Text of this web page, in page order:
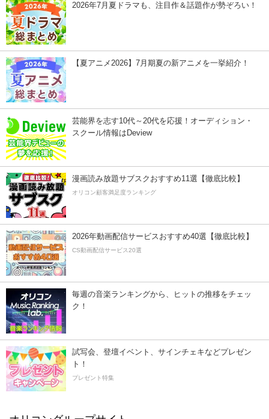
2026年7月夏ドラマも、注目作＆話題作が勢ぞろい！
【夏アニメ2026】7月期夏の新アニメを一挙紹介！
芸能界を志す10代～20代を応援！オーディション・
スクール情報はDeview
漫画読み放題サブスクおすすめ11選【徹底比較】
オリコン顧客満足度ランキング
2026年動画配信サービスおすすめ40選【徹底比較】
CS動画配信サービス20選
毎週の音楽ランキングから、ヒットの推移をチェッ
ク！
試写会、登壇イベント、サインチェキなどプレゼン
ト！
プレゼント特集